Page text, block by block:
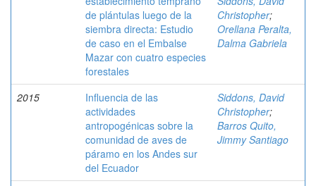
de plántulas luego de la
siembra directa: Estudio
de caso en el Embalse
Mazar con cuatro especies
forestales
Christopher;
Orellana Peralta,
Dalma Gabriela
2015
Influencia de las
actividades
antropogénicas sobre la
comunidad de aves de
páramo en los Andes sur
del Ecuador
Siddons, David
Christopher;
Barros Quito,
Jimmy Santiago